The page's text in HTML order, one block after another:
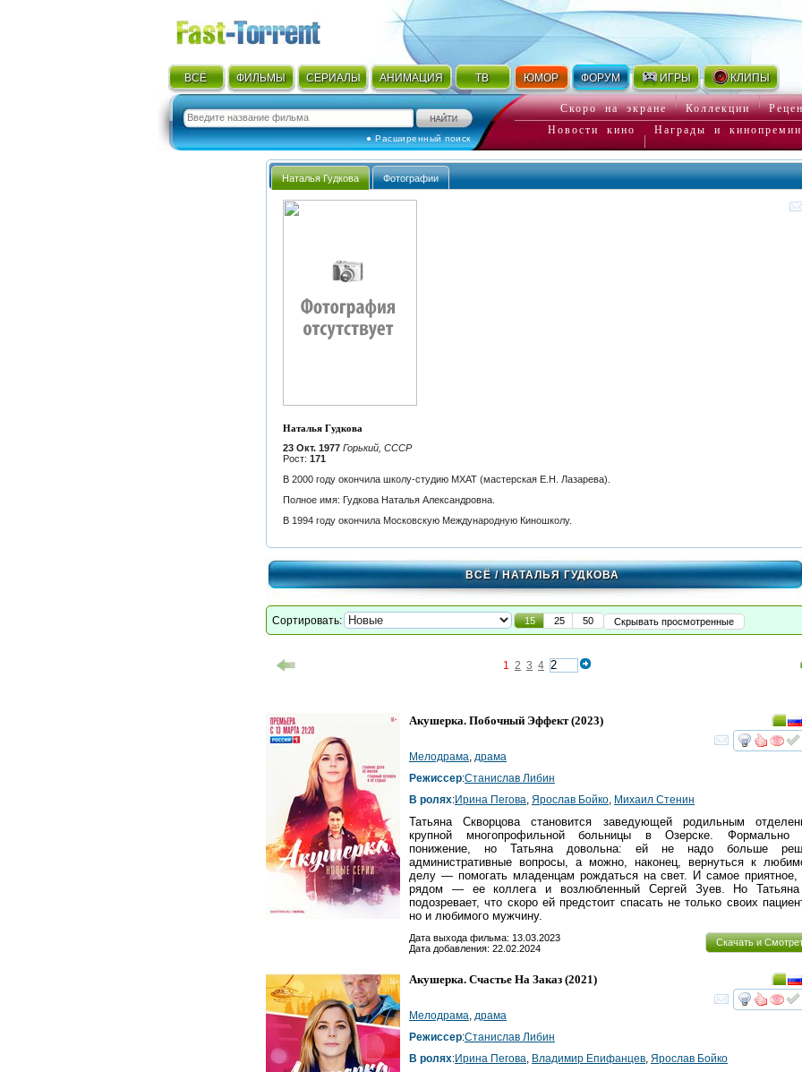
ВСЁ ФИЛЬМЫ СЕРИАЛЫ АНИМАЦИЯ ТВ ЮМОР ФОРУМ ИГРЫ КЛИПЫ
● Расширенный поиск
Скоро на экране Коллекции
Новости кино
Награды и кинопремии
Наталья Гудкова Фотографии
Наталья Гудкова
23 Окт. 1977 Горький, СССР
Рост: 171
В 2000 году окончила школу-студию МХАТ (мастерская Е.Н. Лазарева).
Полное имя: Гудкова Наталья Александровна.
В 1994 году окончила Московскую Международную Киношколу.
ВСЁ/ НАТАЛЬЯ ГУДКОВА
Сортировать: 15 25 50 Скрывать просмотренные
1 2 3 4
Акушерка. Побочный Эффект(2023)
Мелодрама, драма
Режиссер:Станислав Либин
В ролях:Ирина Пегова, Ярослав Бойко, Михаил Стенин
Татьяна Скворцова становится заведующей родильным
крупной многопрофильной больницы в Озерске. Формально
понижение, но Татьяна довольна: ей не надо больше
административные вопросы, а можно, наконец, вернуться к
делу — помогать младенцам рождаться на свет. И самое приятное,
рядом — ее коллега и возлюбленный Сергей Зуев. Но
подозревает, что скоро ей предстоит спасать не только своих
но и любимого мужчину.
Скачать и
Дата выхода фильма: 13.03.2023
Дата добавления: 22.02.2024
Акушерка. Счастье На Заказ (2021)
Мелодрама, драма
Режиссер:Станислав Либин
В ролях:Ирина Пегова, Владимир Епифанцев, Ярослав Бойко